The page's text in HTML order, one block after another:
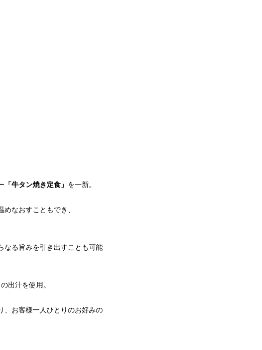
「牛タン焼き定食」 を一新。
なおすこともでき、
なる旨みを引き出すことも可能
出汁を使用。
、お客様一人ひとりのお好みの